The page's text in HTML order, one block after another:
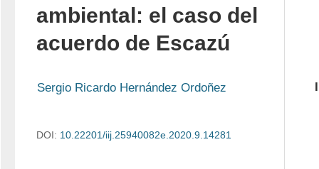
ambiental: el caso del
acuerdo de Escazú
Sergio Ricardo Hernández Ordoñez
DOI: 10.22201/iij.25940082e.2020.9.14281